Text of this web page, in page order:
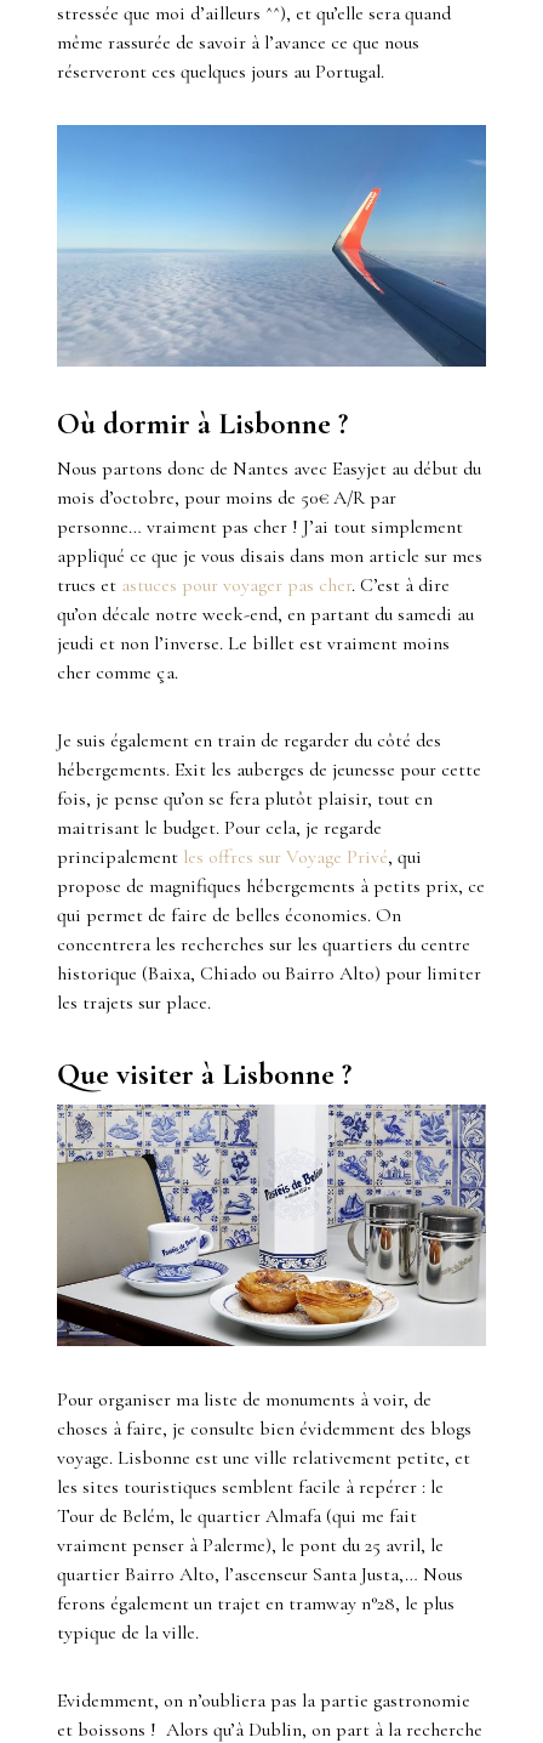
stressée que moi d’ailleurs ^^), et qu’elle sera quand
même rassurée de savoir à l’avance ce que nous
réserveront ces quelques jours au Portugal.
Où dormir à Lisbonne ?
Nous partons donc de Nantes avec Easyjet au début du
mois d’octobre, pour moins de 50€ A/R par
personne… vraiment pas cher ! J’ai tout simplement
appliqué ce que je vous disais dans mon article sur mes
trucs et astuces pour voyager pas cher. C’est à dire
qu’on décale notre week-end, en partant du samedi au
jeudi et non l’inverse. Le billet est vraiment moins
cher comme ça.
Je suis également en train de regarder du côté des
hébergements. Exit les auberges de jeunesse pour cette
fois, je pense qu’on se fera plutôt plaisir, tout en
maitrisant le budget. Pour cela, je regarde
principalement les offres sur Voyage Privé, qui
propose de magnifiques hébergements à petits prix, ce
qui permet de faire de belles économies. On
concentrera les recherches sur les quartiers du centre
historique (Baixa, Chiado ou Bairro Alto) pour limiter
les trajets sur place.
Que visiter à Lisbonne ?
Pour organiser ma liste de monuments à voir, de
choses à faire, je consulte bien évidemment des blogs
voyage. Lisbonne est une ville relativement petite, et
les sites touristiques semblent facile à repérer : le
Tour de Belém, le quartier Almafa (qui me fait
vraiment penser à Palerme), le pont du 25 avril, le
quartier Bairro Alto, l’ascenseur Santa Justa,… Nous
ferons également un trajet en tramway n°28, le plus
typique de la ville.
Evidemment, on n’oubliera pas la partie gastronomie
et boissons ! Alors qu’à Dublin, on part à la recherche